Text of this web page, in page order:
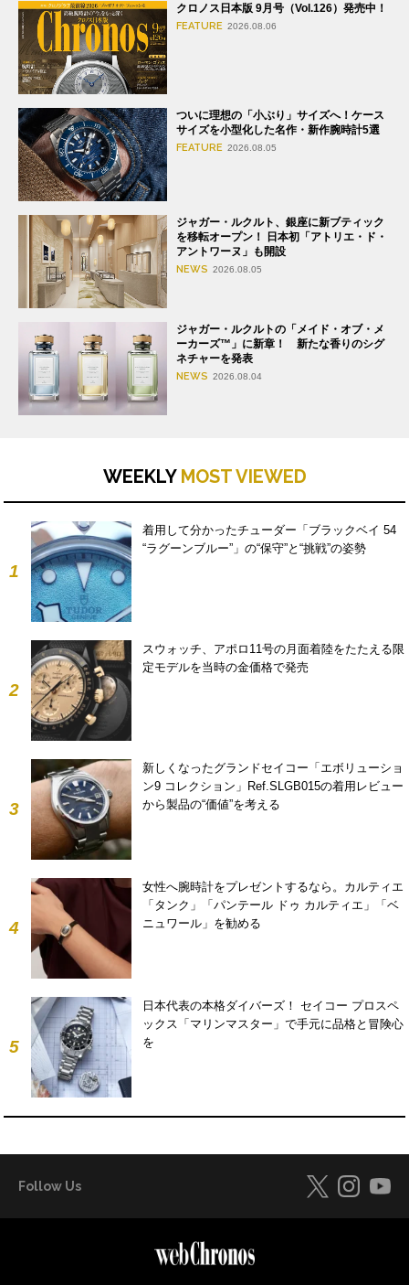
クロノス日本版 9月号（Vol.126）発売中！
FEATURE 2026.08.06
ついに理想の「小ぶり」サイズへ！ケース
サイズを小型化した名作・新作腕時計5選
FEATURE 2026.08.05
ジャガー・ルクルト、銀座に新ブティック
を移転オープン！ 日本初「アトリエ・ド・
アントワーヌ」も開設
NEWS 2026.08.05
ジャガー・ルクルトの「メイド・オブ・メ
ーカーズ™」に新章！ 新たな香りのシグ
ネチャーを発表
NEWS 2026.08.04
WEEKLY MOST VIEWED
1
着用して分かったチューダー「ブラックベイ 54
“ラグーンブルー”」の“保守”と“挑戦”の姿勢
2
スウォッチ、アポロ11号の月面着陸をたたえる限
定モデルを当時の金価格で発売
3
新しくなったグランドセイコー「エボリューショ
ン9 コレクション」Ref.SLGB015の着用レビュー
から製品の“価値”を考える
4
女性へ腕時計をプレゼントするなら。カルティエ
「タンク」「パンテール ドゥ カルティエ」「ベ
ニュワール」を勧める
5
日本代表の本格ダイバーズ！ セイコー プロスペ
ックス「マリンマスター」で手元に品格と冒険心
を
Follow Us